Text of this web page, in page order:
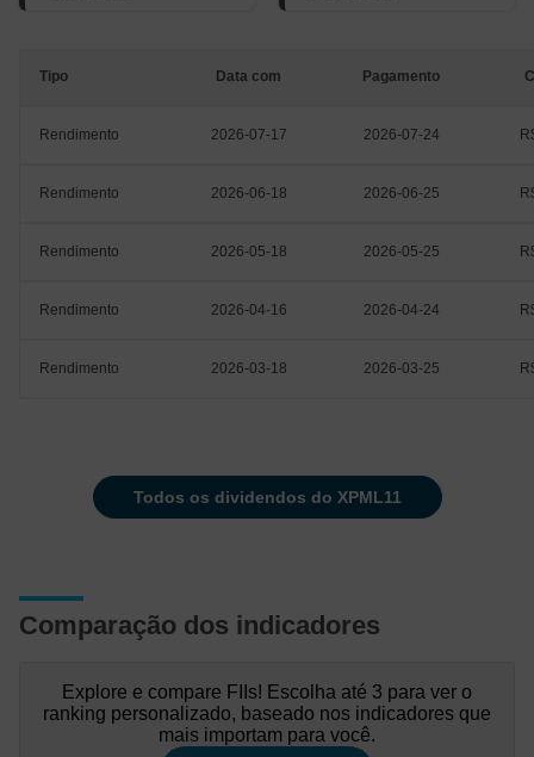
Tipo Data com Pagamento
Rendimento 2026-07-17 2026-07-24
Rendimento 2026-06-18 2026-06-25
Rendimento 2026-05-18 2026-05-25
Rendimento 2026-04-16 2026-04-24
Rendimento 2026-03-18 2026-03-25
todos os dividendos do XPML11
Comparação dos indicadores
Explore e compare FIIs! Escolha até 3 para ver o
ranking personalizado, baseado nos indicadores que
mais importam para você.